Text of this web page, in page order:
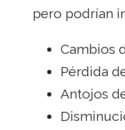
pero podrían
Cambios
Pérdida
Antojos